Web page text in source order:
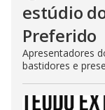
estúdio
Preferido
Apresentadores
bastidores e